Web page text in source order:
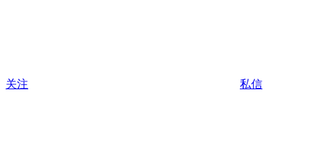
关注 私信